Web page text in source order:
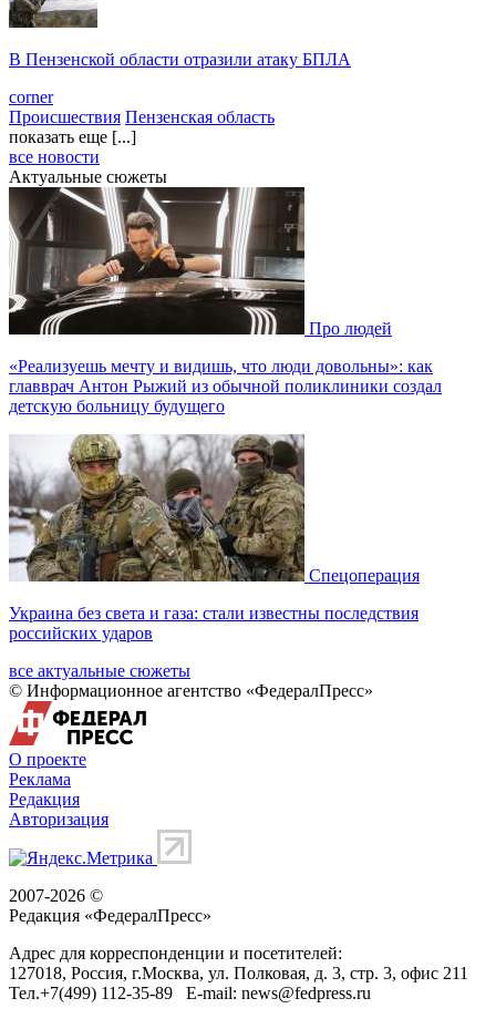
В Пензенской области отразили атаку БПЛА
corner
Происшествия Пензенская область
показать еще [...]
все новости
Актуальные сюжеты
Про людей
«Реализуешь мечту и видишь, что люди довольны»: как
главврач Антон Рыжий из обычной поликлиники создал
детскую больницу будущего
Спецоперация
Украина без света и газа: стали известны последствия
российских ударов
все актуальные сюжеты
© Информационное агентство «ФедералПресс»
О проекте
Реклама
Редакция
Авторизация
2007-2026 ©
Редакция «ФедералПресс»
Адрес для корреспонденции и посетителей:
127018, Россия, г.Москва, ул. Полковая, д. 3, стр. 3, офис 211
Тел.+7(499) 112-35-89 E-mail: news@fedpress.ru